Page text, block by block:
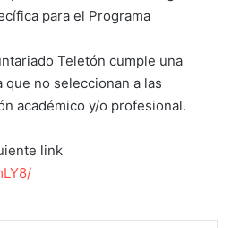
para el Programa
Teletón cumple una
no seleccionan a las
académico y/o profesional.
link